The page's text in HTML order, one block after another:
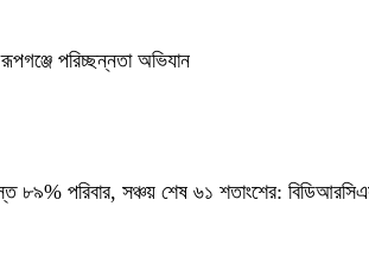
রূপগঞ্জে পরিচ্ছন্নতা অভিযান
৮৯% পরিবার, সঞ্চয় শেষ ৬১ শতাংশের: